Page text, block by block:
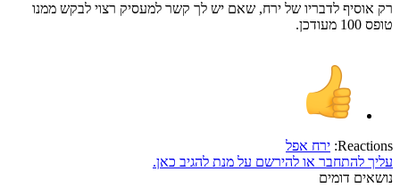
רק אוסיף לדבריו של ירח, שאם יש לך קשר למעסיק רצוי לבקש ממנו
טופס 100 מעודכן.
Reactions: ירח אפל
עליך להתחבר או להירשם על מנת להגיב כאן.
נושאים דומים